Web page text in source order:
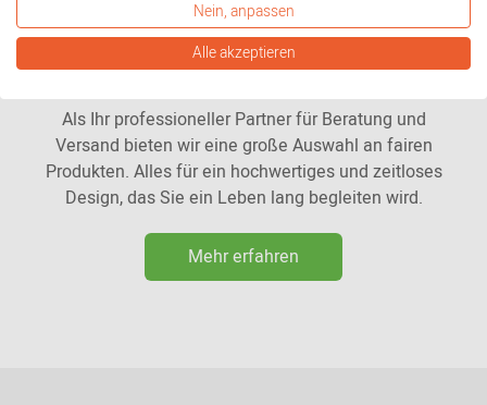
Unser Designprinzip: bewusst fair.
Als Ihr professioneller Partner für Beratung und
Versand bieten wir eine große Auswahl an fairen
Produkten. Alles für ein hochwertiges und zeitloses
Design, das Sie ein Leben lang begleiten wird.
Mehr erfahren
Nein, anpassen
Alle akzeptieren